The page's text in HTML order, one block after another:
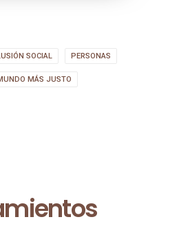
SOCIAL PERSONAS
MÁS JUSTO